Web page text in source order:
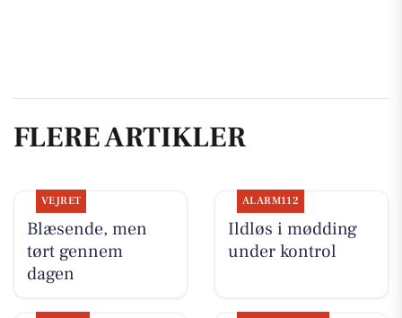
FLERE ARTIKLER
VEJRET
Blæsende, men
tørt gennem
dagen
ALARM112
Ildløs i mødding
under kontrol